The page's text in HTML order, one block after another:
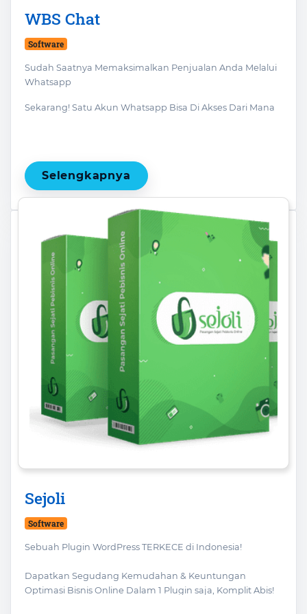
WBS Chat
Software
Sudah Saatnya Memaksimalkan Penjualan Anda Melalui
Whatsapp
Sekarang! Satu Akun Whatsapp Bisa Di Akses Dari Mana
Selengkapnya
Sejoli
Software
Sebuah Plugin WordPress TERKECE di Indonesia!
Dapatkan Segudang Kemudahan & Keuntungan
Optimasi Bisnis Online Dalam 1 Plugin saja, Komplit Abis!